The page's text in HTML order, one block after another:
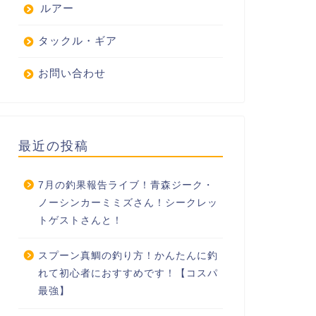
ルアー
タックル・ギア
お問い合わせ
最近の投稿
7月の釣果報告ライブ！青森ジーク・
ノーシンカーミミズさん！シークレッ
トゲストさんと！
スプーン真鯛の釣り方！かんたんに釣
れて初心者におすすめです！【コスパ
最強】